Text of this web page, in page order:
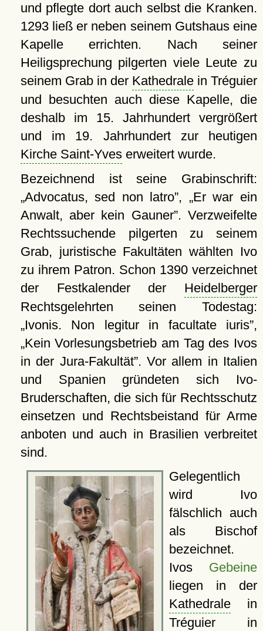
und pflegte dort auch selbst die Kranken.
1293 ließ er neben seinem Gutshaus eine
Kapelle errichten. Nach seiner
Heiligsprechung pilgerten viele Leute zu
seinem Grab in der Kathedralein Tréguier
und besuchten auch diese Kapelle, die
deshalb im 15. Jahrhundert vergrößert
und im 19. Jahrhundert zur heutigen
Kirche Saint-Yveserweitert wurde.
Bezeichnend ist seine Grabinschrift:
Advocatus, sed non latro ,
Er war ein
Anwalt, aber kein Gauner . Verzweifelte
Rechtssuchende pilgerten zu seinem
Grab, juristische Fakultäten wählten Ivo
zu ihrem Patron. Schon 1390 verzeichnet
der Festkalender der Heidelberger
Rechtsgelehrten seinen Todestag:
Ivonis. Non legitur in facultate iuris ,
Kein Vorlesungsbetrieb am Tag des Ivos
in der Jura-Fakultät . Vor allem in Italien
und Spanien gründeten sich Ivo-
Bruderschaften, die sich für Rechtsschutz
einsetzen und Rechtsbeistand für Arme
anboten und auch in Brasilien verbreitet
sind.
Gelegentlich
wird Ivo
fälschlich auch
als Bischof
bezeichnet.
Ivos Gebeine
liegen in der
Kathedralein
Tréguier in